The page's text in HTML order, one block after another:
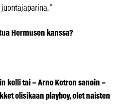
”
Hermusen kanssa?
kolli tai – Arno Kotron sanoin –
olisikaan playboy, olet naisten